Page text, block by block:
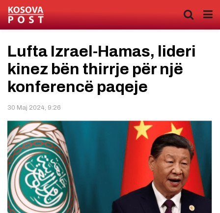
Lufta Izrael-Hamas, lideri
kinez bën thirrje për një
konferencë paqeje
30 Maj 2024, 9:26